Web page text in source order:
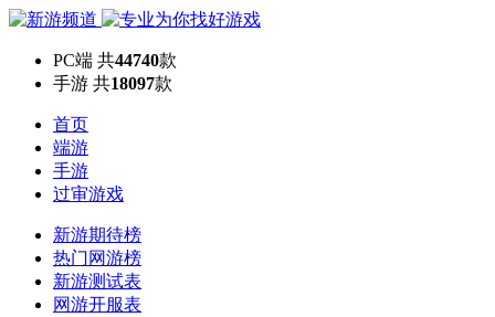
PC端 共44740款
手游 共18097款
首页
端游
手游
过审游戏
新游期待榜
热门网游榜
新游测试表
网游开服表